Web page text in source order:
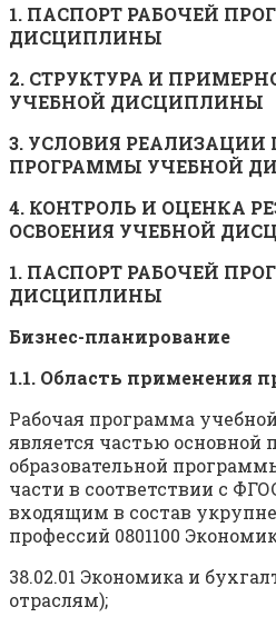
1. ПАСПОРТ РАБОЧЕЙ
ДИСЦИПЛИНЫ
2. СТРУКТУРА И
УЧЕБНОЙ ДИСЦИПЛИНЫ
3. УСЛОВИЯ
ПРОГРАММЫ УЧЕБНОЙ
4. КОНТРОЛЬ И ОЦЕНКА
ОСВОЕНИЯ УЧЕБНОЙ
1. ПАСПОРТ РАБОЧЕЙ
ДИСЦИПЛИНЫ
Бизнес-планирование
1.1. Область применения
Рабочая программа
является частью основной
образовательной
части в соответствии с
входящим в состав
профессий 0801100
38.02.01 Экономика и
отраслям);